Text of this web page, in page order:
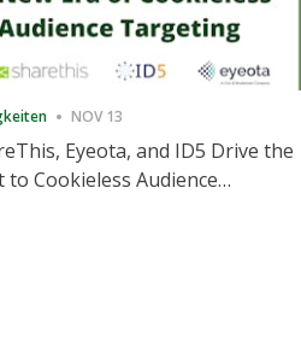
NOV 13
Eyeota, and ID5 Drive the
to Cookieless Audience